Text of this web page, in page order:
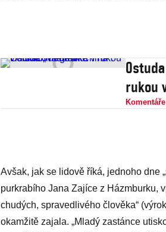
rukou
Komentáře
Avšak, jak se lidově říká, jednoho dne
purkrabího Jana Zajíce z Házmburku,
chudých, spravedlivého člověka“
okamžitě zajala. „Mladý zastánce